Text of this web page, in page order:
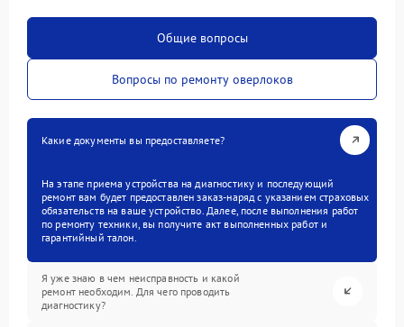
Общие вопросы
Вопросы по ремонту оверлоков
Какие документы вы предоставляете?
На этапе приема устройства на диагностику и последующий
ремонт вам будет предоставлен заказ-наряд с указанием страховых
обязательств на ваше устройство. Далее, после выполнения работ
по ремонту техники, вы получите акт выполненных работ и
гарантийный талон.
Я уже знаю в чем неисправность и какой
ремонт необходим. Для чего проводить
диагностику?